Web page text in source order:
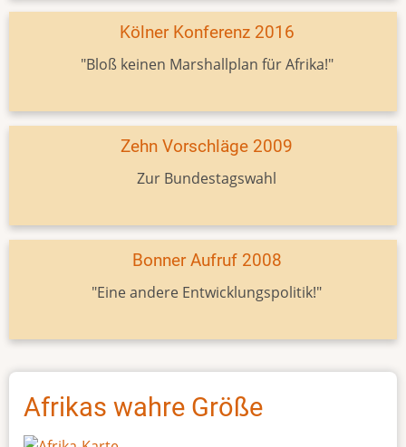
Kölner Konferenz 2016
"Bloß keinen Marshallplan für Afrika!"
Zehn Vorschläge 2009
Zur Bundestagswahl
Bonner Aufruf 2008
"Eine andere Entwicklungspolitik!"
Afrikas wahre Größe